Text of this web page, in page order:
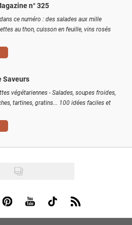
n° 325
ce numéro : des salades aux mille
au thon, cuisson en feuille, vins rosés
Saveurs
végétariennes - Salades, soupes froides,
tartines, gratins... 100 idées faciles et
Instagram
Visit us on Pinterest
Visit us on Youtube
Visit us on Tiktok
Visit us on Rss